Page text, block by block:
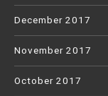
December 2017
November 2017
October 2017